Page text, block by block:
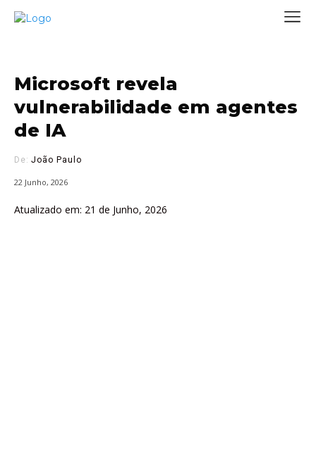
Microsoft revela
vulnerabilidade em agentes
de IA
De: João Paulo
22 Junho, 2026
Atualizado em: 21 de Junho, 2026